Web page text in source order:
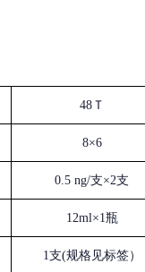
48Ｔ
8×6
0.5 ng/支×2支
12ml×1瓶
1支(规格见标签）